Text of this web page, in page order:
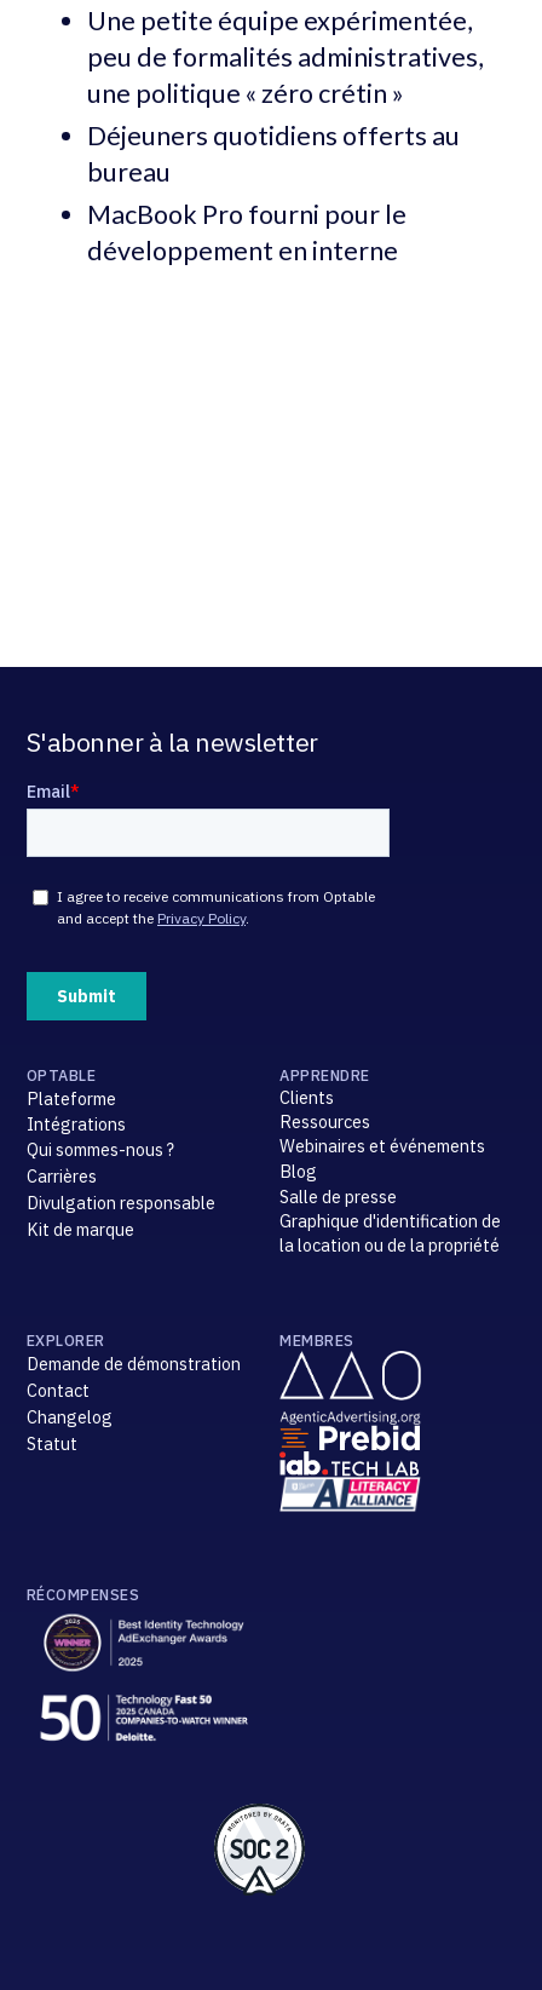
Une petite équipe expérimentée,
peu de formalités administratives,
une politique « zéro crétin »
Déjeuners quotidiens offerts au
bureau
MacBook Pro fourni pour le
développement en interne
S'abonner à la newsletter
OPTABLE
Plateforme
Intégrations
Qui sommes-nous ?
Carrières
Divulgation responsable
Kit de marque
APPRENDRE
Clients
Ressources
Webinaires et événements
Blog
Salle de presse
Graphique d'identification de
la location ou de la propriété
EXPLORER
Demande de démonstration
Contact
Changelog
Statut
MEMBRES
RÉCOMPENSES